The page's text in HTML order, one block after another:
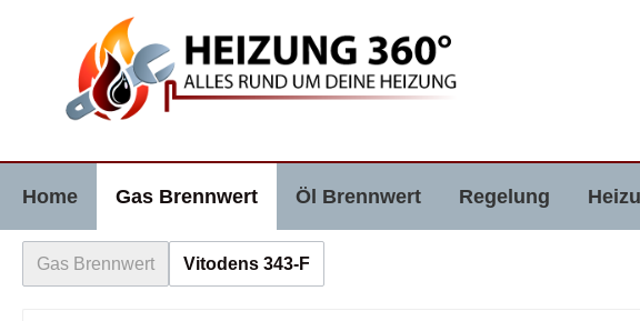
Zur Hauptnavigation springen
Home Gas Brennwert Öl Brennwert Regelung
Gas Brennwert Vitodens 343-F